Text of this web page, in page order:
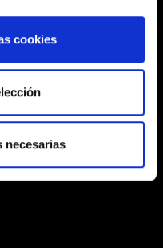
cookies
necesarias